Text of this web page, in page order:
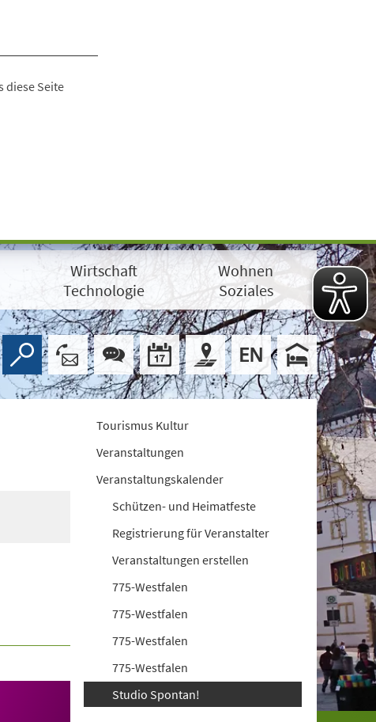
diese Seite
Wirtschaft
Technologie
Wohnen
Soziales
Tourismus Kultur
Veranstaltungen
Veranstaltungskalender
Schützen- und Heimatfeste
Registrierung für Veranstalter
Veranstaltungen erstellen
775-Westfalen
775-Westfalen
775-Westfalen
775-Westfalen
Studio Spontan!